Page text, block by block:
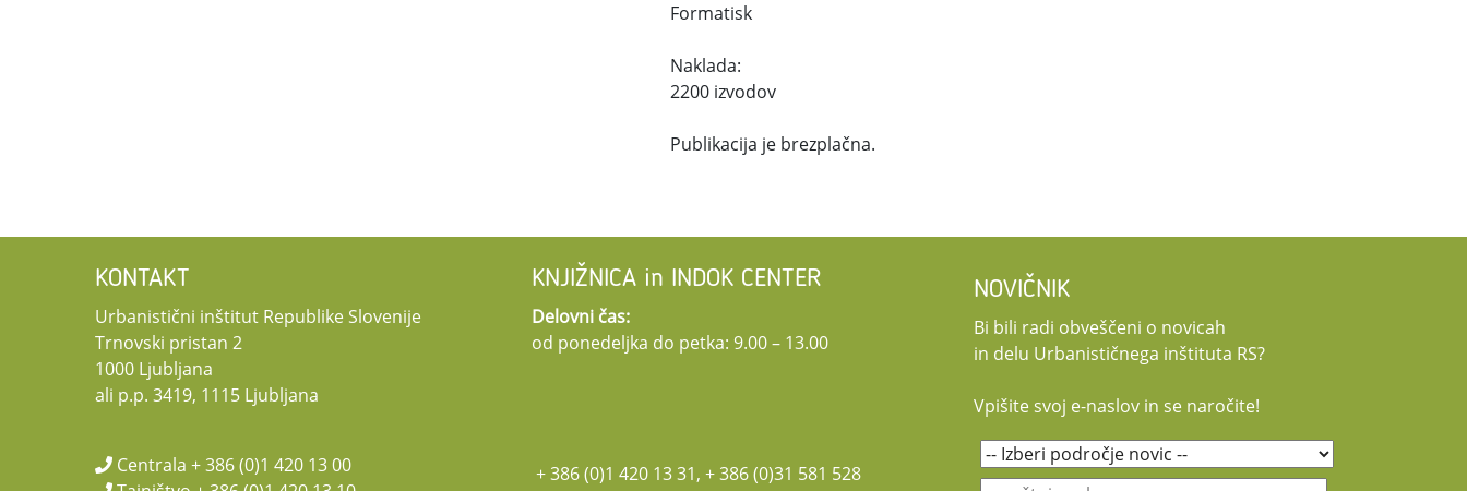
Formatisk
Naklada:
2200 izvodov
Publikacija je brezplačna.
KONTAKT
Urbanistični inštitut Republike Slovenije
Trnovski pristan 2
1000 Ljubljana
ali p.p. 3419, 1115 Ljubljana
Centrala + 386 (0)1 420 13 00
KNJIŽNICA in INDOK CENTER
Delovni čas:
od ponedeljka do petka: 9.00 – 13.00
+ 386 (0)1 420 13 31, + 386 (0)31 581 528
NOVIČNIK
Bi bili radi obveščeni o novicah
in delu Urbanističnega inštituta RS?
Vpišite svoj e-naslov in se naročite!